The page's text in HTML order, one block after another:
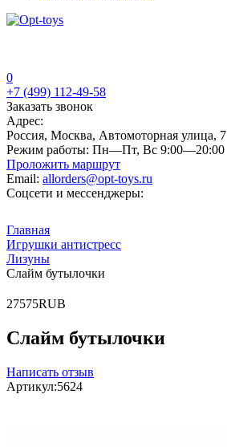
0
+7 (499) 112-49-58
Заказать звонок
Адрес:
Россия, Москва, Автомоторная улица, 7
Режим работы: Пн—Пт, Вс 9:00—20:00
Проложить маршрут
Email: allorders@opt-toys.ru
Соцсети и мессенджеры:
Главная
Игрушки антистресс
Лизуны
Слайм бутылочки
27575RUB
Слайм бутылочки
Написать отзыв
Артикул:5624